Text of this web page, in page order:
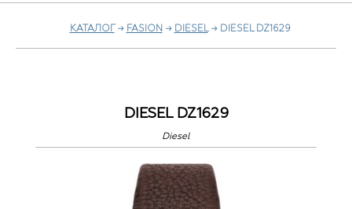
КАТАЛОГ → FASION → DIESEL→ DIESEL DZ1629
DIESEL DZ1629
Diesel